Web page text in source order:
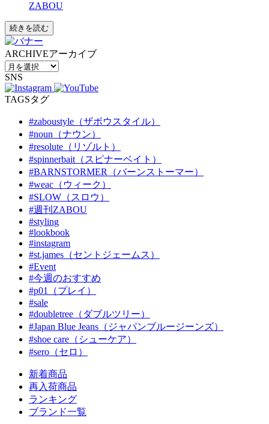
ZABOU
続きを読む
ARCHIVEアーカイブ
SNS
TAGSタグ
#zaboustyle（ザボウスタイル）
#noun（ナウン）
#resolute（リゾルト）
#spinnerbait（スピナーベイト）
#BARNSTORMER（バーンストーマー）
#weac（ウィーク）
#SLOW（スロウ）
#週刊ZABOU
#styling
#lookbook
#instagram
#st.james（セントジェームス）
#Event
#今週のおすすめ
#p01（プレイ）
#sale
#doubletree（ダブルツリー）
#Japan Blue Jeans（ジャパンブルージーンズ）
#shoe care（シューケア）
#sero（セロ）
新着商品
再入荷商品
ランキング
ブランド一覧